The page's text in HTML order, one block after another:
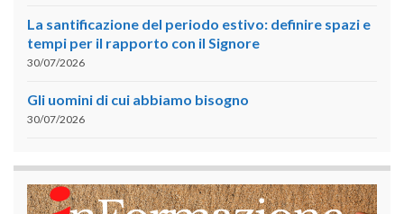
La santificazione del periodo estivo: definire spazi e
tempi per il rapporto con il Signore
30/07/2026
Gli uomini di cui abbiamo bisogno
30/07/2026